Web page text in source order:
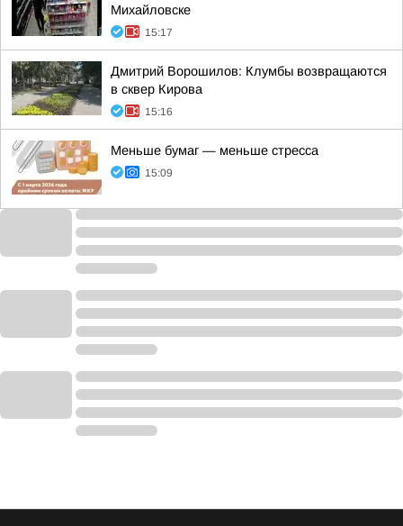
Михайловске
15:17
Дмитрий Ворошилов: Клумбы возвращаются
в сквер Кирова
15:16
Меньше бумаг — меньше стресса
15:09